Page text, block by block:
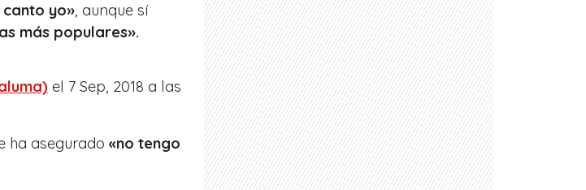
yo», aunque sí
más populares».
el 7 Sep, 2018 a las
ha asegurado «no tengo